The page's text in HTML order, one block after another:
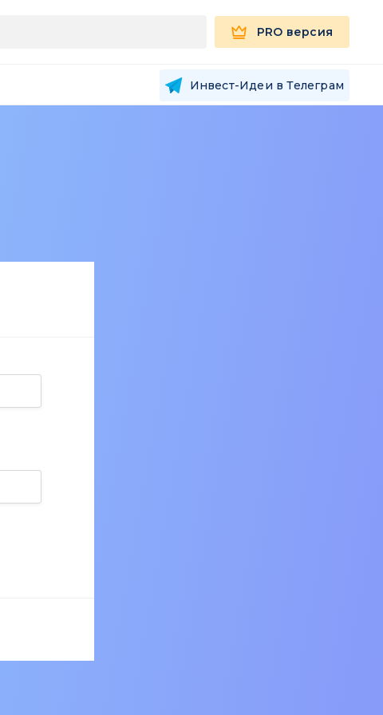
PRO версия
Инвест-Идеи в Телеграм